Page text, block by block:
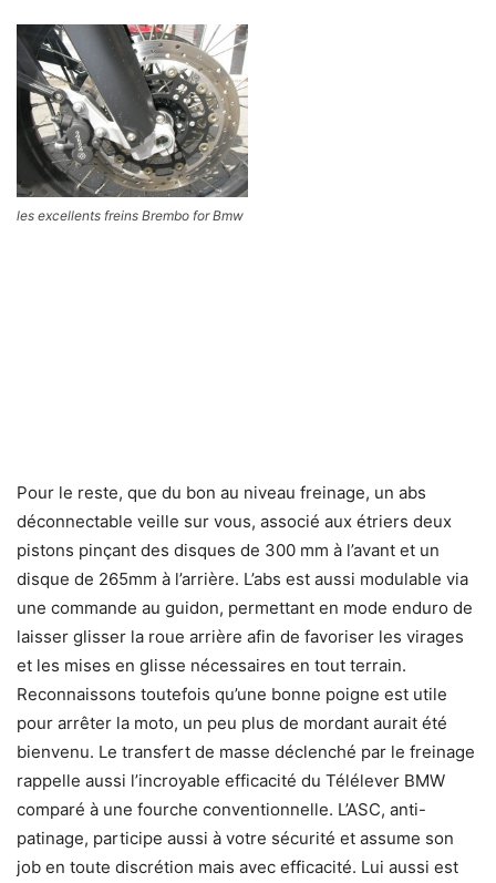
les excellents freins Brembo for Bmw
Pour le reste, que du bon au niveau freinage, un abs
déconnectable veille sur vous, associé aux étriers deux
pistons pinçant des disques de 300 mm à l’avant et un
disque de 265mm à l’arrière. L’abs est aussi modulable via
une commande au guidon, permettant en mode enduro de
laisser glisser la roue arrière afin de favoriser les virages
et les mises en glisse nécessaires en tout terrain.
Reconnaissons toutefois qu’une bonne poigne est utile
pour arrêter la moto, un peu plus de mordant aurait été
bienvenu. Le transfert de masse déclenché par le freinage
rappelle aussi l’incroyable efficacité du Télélever BMW
comparé à une fourche conventionnelle. L’ASC, anti-
patinage, participe aussi à votre sécurité et assume son
job en toute discrétion mais avec efficacité. Lui aussi est